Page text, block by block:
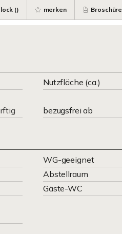
() merken Broschüre
Nutzfläche (ca.)
bezugsfrei ab
WG-geeignet
Abstellraum
Gäste-WC